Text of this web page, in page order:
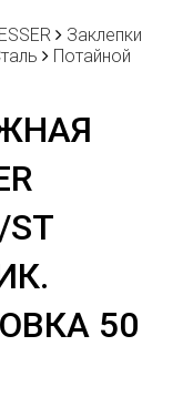
Заклепки
Потайной
50